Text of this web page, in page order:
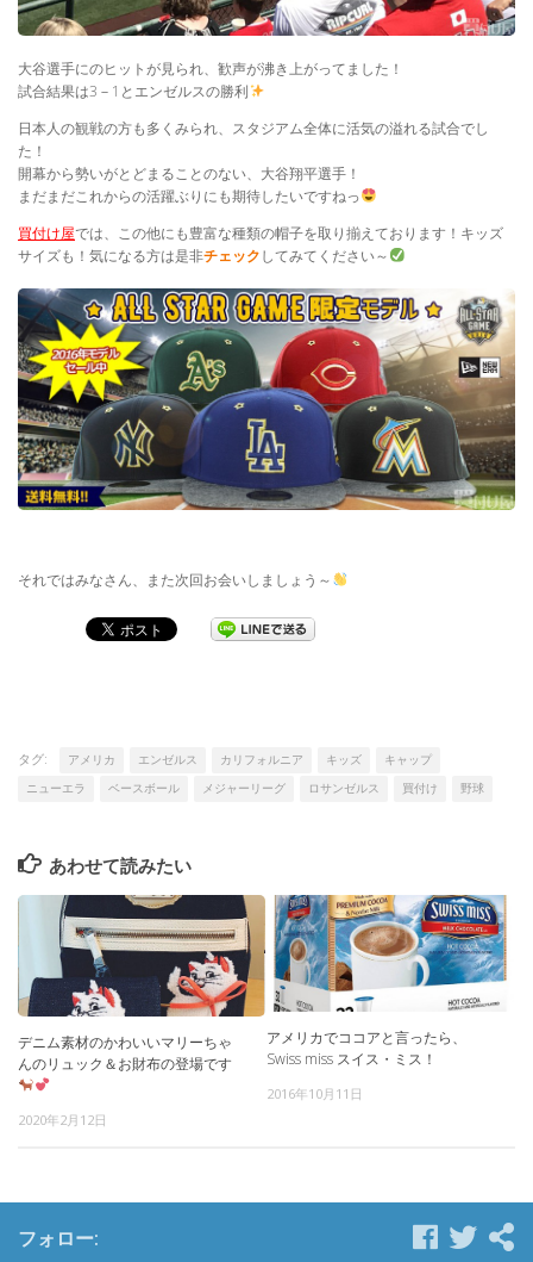
大谷選手にのヒットが見られ、歓声が沸き上がってました！
試合結果は3－1とエンゼルスの勝利
日本人の観戦の方も多くみられ、スタジアム全体に活気の溢れる試合でし
た！
開幕から勢いがとどまることのない、大谷翔平選手！
まだまだこれからの活躍ぶりにも期待したいですねっ
買付け屋では、この他にも豊富な種類の帽子を取り揃えております！キッズ
サイズも！気になる方は是非チェックしてみてください～
それではみなさん、また次回お会いしましょう～
タグ: アメリカ エンゼルス カリフォルニア キッズ
キャップ
ニューエラ
ベースボール メジャーリーグ ロサンゼルス 買付け 野球
あわせて読みたい
デニム素材のかわいいマリーちゃ
んのリュック＆お財布の登場です
2020年2月12日
アメリカでココアと言ったら、
Swiss miss スイス・ミス！
2016年10月11日
フォロー: